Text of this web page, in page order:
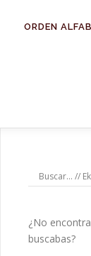
ORDEN
¿No
buscabas?